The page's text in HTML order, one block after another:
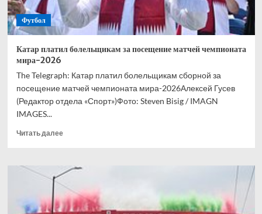
посещаемости
Футбол
Катар платил болельщикам за посещение матчей чемпионата
мира-2026
The Telegraph: Катар платил болельщикам сборной за
посещение матчей чемпионата мира-2026Алексей Гусев
(Редактор отдела «Спорт»)Фото: Steven Bisig / IMAGN
IMAGES...
Читать далееПрочитать
Катар
платил
болельщикам
за
посещение